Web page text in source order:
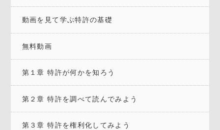
動画を見て学ぶ特許の基礎
無料動画
第１章 特許が何かを知ろう
第２章 特許を調べて読んでみよう
第３章 特許を権利化してみよう